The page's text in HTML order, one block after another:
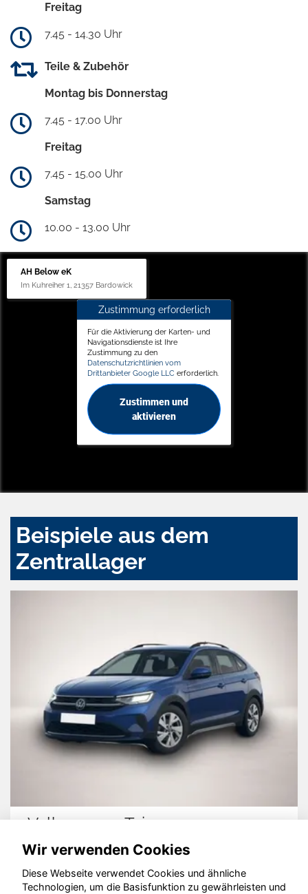
Freitag
7.45 - 14.30 Uhr
Teile & Zubehör
Montag bis Donnerstag
7.45 - 17.00 Uhr
Freitag
7.45 - 15.00 Uhr
Samstag
10.00 - 13.00 Uhr
AH Below eK
Im Kuhreiher 1, 21357 Bardowick
Zustimmung erforderlich
Für die Aktivierung der Karten- und
Navigationsdienste ist Ihre
Zustimmung zu den
Datenschutzrichtlinien vom
Drittanbieter Google LLC erforderlich.
Zustimmen und
aktivieren
Beispiele aus dem
Zentrallager
Volkswagen Taigo
Wir verwenden Cookies
Diese Webseite verwendet Cookies und ähnliche
Technologien, um die Basisfunktion zu gewährleisten und